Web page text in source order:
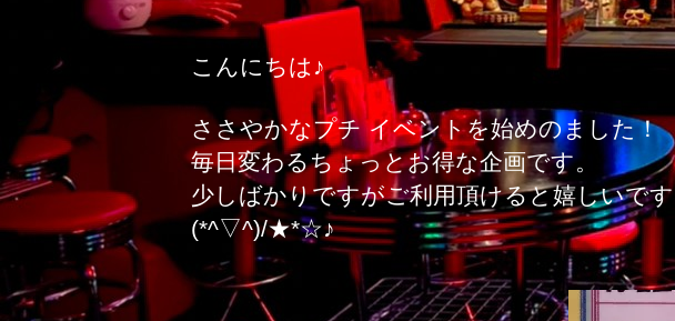
こんにちは♪
ささやかなプチ イベントを始めのました！
毎日変わるちょっとお得な企画です。
少しばかりですがご利用頂けると嬉しいです
(*^▽^)/★*☆♪